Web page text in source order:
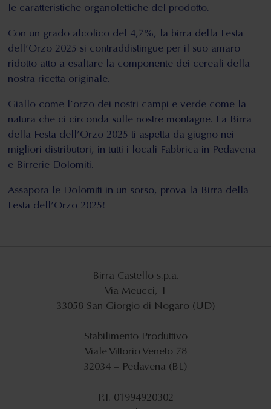
le caratteristiche organolettiche del prodotto.
Con un grado alcolico del 4,7%, la birra della Festa
dell’Orzo 2025 si contraddistingue per il suo amaro
ridotto atto a esaltare la componente dei cereali della
nostra ricetta originale.
Giallo come l’orzo dei nostri campi e verde come la
natura che ci circonda sulle nostre montagne. La Birra
della Festa dell’Orzo 2025 ti aspetta da giugno nei
migliori distributori, in tutti i locali Fabbrica in Pedavena
e Birrerie Dolomiti.
Assapora le Dolomiti in un sorso, prova la Birra della
Festa dell’Orzo 2025!
Birra Castello s.p.a.
Via Meucci, 1
33058 San Giorgio di Nogaro (UD)
Stabilimento Produttivo
Viale Vittorio Veneto 78
32034 – Pedavena (BL)
P.I. 01994920302